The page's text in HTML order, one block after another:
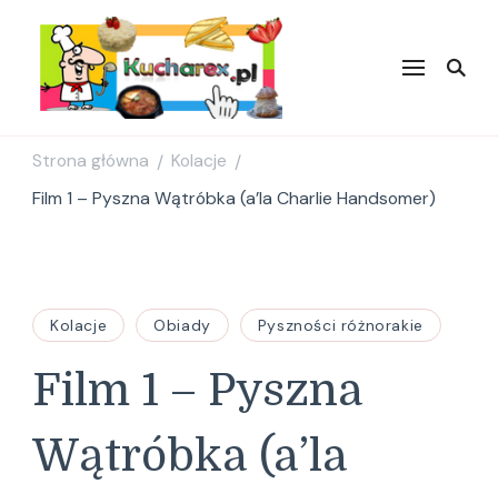
Kucharex.pl
Najsmaczniejsze Przepisy w
Strona główna / Kolacje /
Film 1 – Pyszna Wątróbka (a’la Charlie Handsomer)
Kolacje Obiady Pyszności różnorakie
Film 1 – Pyszna
Wątróbka (a’la